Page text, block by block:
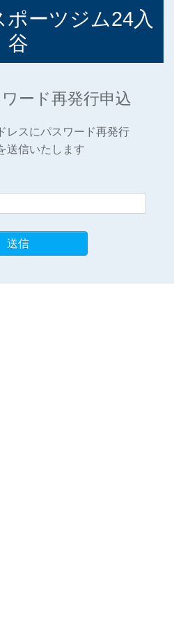
ーツジム24入
谷
ード再発行申込
レスにパスワード再発行
送信いたします
送信